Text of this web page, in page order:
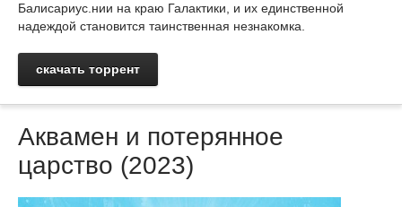
Балисариус.нии на краю Галактики, и их единственной
надеждой становится таинственная незнакомка.
скачать торрент
Аквамен и потерянное
царство (2023)